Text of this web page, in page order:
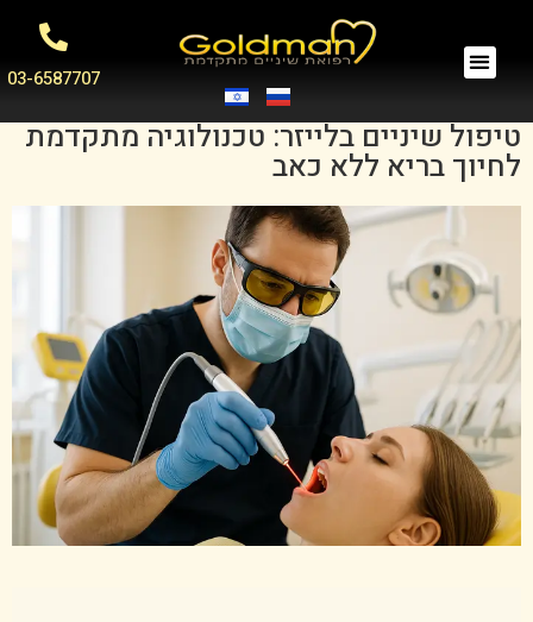
03-6587707
טיפול שיניים בלייזר: טכנולוגיה מתקדמת
לחיוך בריא ללא כאב